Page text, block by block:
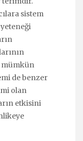
sistem
mümkün
de benzer
olan
etkisini